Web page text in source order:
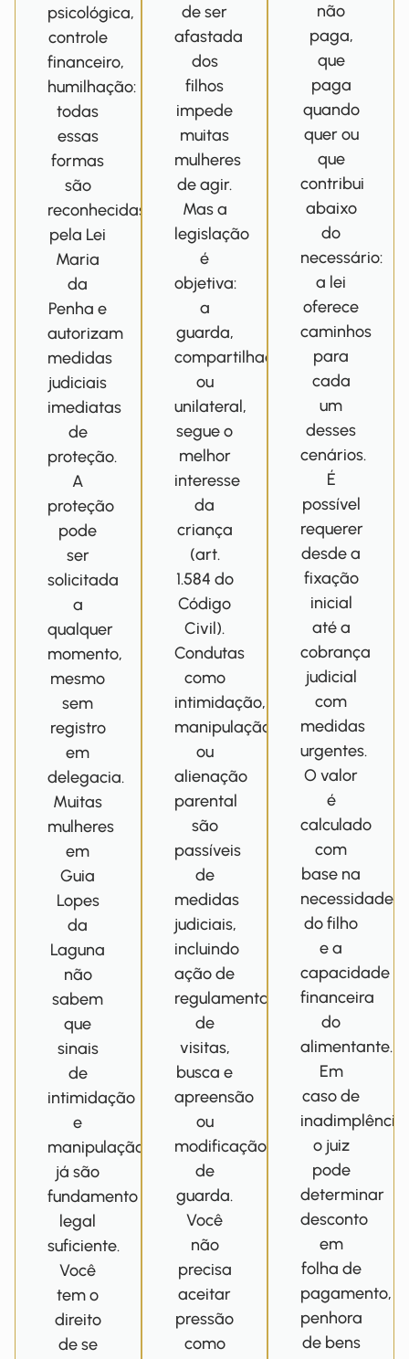
psicológica,
controle
financeiro,
humilhação:
todas
essas
formas
são
reconhecidas
pela Lei
Maria
da
Penha e
autorizam
medidas
judiciais
imediatas
de
proteção.
A
proteção
pode
ser
solicitada
a
qualquer
momento,
mesmo
sem
registro
em
delegacia.
Muitas
mulheres
em
Guia
Lopes
da
Laguna
não
sabem
que
sinais
de
intimidação
e
manipulação
já são
fundamento
legal
suficiente.
Você
tem o
direito
de se
de ser
afastada
dos
filhos
impede
muitas
mulheres
de agir.
Mas a
legislação
é
objetiva:
a
guarda,
compartilhada
ou
unilateral,
segue o
melhor
interesse
da
criança
(art.
1.584 do
Código
Civil).
Condutas
como
intimidação,
manipulação
ou
alienação
parental
são
passíveis
de
medidas
judiciais,
incluindo
ação de
regulamentação
de
visitas,
busca e
apreensão
ou
modificação
de
guarda.
Você
não
precisa
aceitar
pressão
como
não
paga,
que
paga
quando
quer ou
que
contribui
abaixo
do
necessário:
a lei
oferece
caminhos
para
cada
um
desses
cenários.
É
possível
requerer
desde a
fixação
inicial
até a
cobrança
judicial
com
medidas
urgentes.
O valor
é
calculado
com
base na
necessidade
do filho
e a
capacidade
financeira
do
alimentante.
Em
caso de
inadimplência,
o juiz
pode
determinar
desconto
em
folha de
pagamento,
penhora
de bens